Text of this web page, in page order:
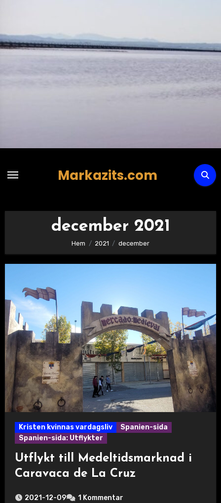
innehåll
Markazits.com
december 2021
Hem 2021 december
Kristen kvinnas vardagsliv
Spanien-sida
Spanien-sida: Utflykter
Utflykt till Medeltidsmarknad i
Caravaca de La Cruz
2021-12-09 1 Kommentar